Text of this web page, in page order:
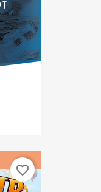
favorite_border